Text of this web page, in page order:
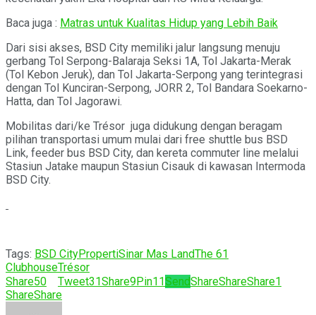
Baca juga : Matras untuk Kualitas Hidup yang Lebih Baik
Dari sisi akses, BSD City memiliki jalur langsung menuju
gerbang Tol Serpong-Balaraja Seksi 1A, Tol Jakarta-Merak
(Tol Kebon Jeruk), dan Tol Jakarta-Serpong yang terintegrasi
dengan Tol Kunciran-Serpong, JORR 2, Tol Bandara Soekarno-
Hatta, dan Tol Jagorawi.
Mobilitas dari/ke Trésor juga didukung dengan beragam
pilihan transportasi umum mulai dari free shuttle bus BSD
Link, feeder bus BSD City, dan kereta commuter line melalui
Stasiun Jatake maupun Stasiun Cisauk di kawasan Intermoda
BSD City.
Tags: BSD CityPropertiSinar Mas LandThe 61
ClubhouseTrésor
Share50 Tweet31Share9Pin11SendShareShareShare1
ShareShare